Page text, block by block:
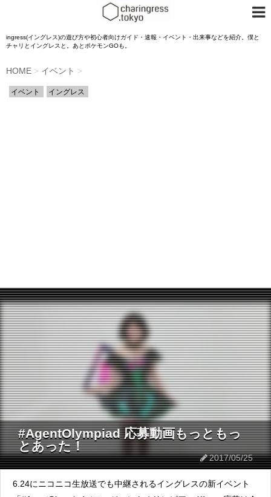
ingress(イングレス)の遊び方や初心者向けガイド・速報・イベント・出来事などを紹介。僕と
チャリとイングレスと。あとポケモンGOも。
HOME > イベント >
イベント イングレス
#AgentOlympiad 応募動画もっともっ
とあった！
2017/05/25
6.24にニコニコ生放送でも中継されるイングレスの新イベント